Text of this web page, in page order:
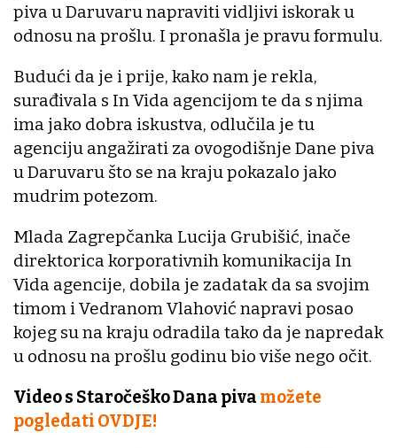
piva u Daruvaru napraviti vidljivi iskorak u
odnosu na prošlu. I pronašla je pravu formulu.
Budući da je i prije, kako nam je rekla,
surađivala s In Vida agencijom te da s njima
ima jako dobra iskustva, odlučila je tu
agenciju angažirati za ovogodišnje Dane piva
u Daruvaru što se na kraju pokazalo jako
mudrim potezom.
Mlada Zagrepčanka Lucija Grubišić, inače
direktorica korporativnih komunikacija In
Vida agencije, dobila je zadatak da sa svojim
timom i Vedranom Vlahović napravi posao
kojeg su na kraju odradila tako da je napredak
u odnosu na prošlu godinu bio više nego očit.
Video s Staročeško Dana piva možete
pogledati OVDJE!